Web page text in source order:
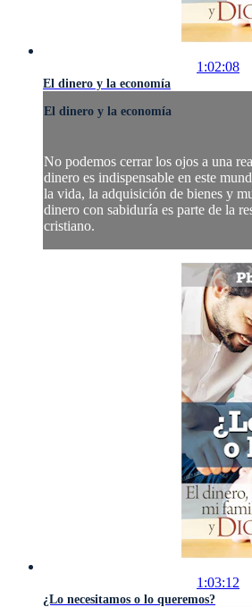
1:02:08
El dinero y la economía
El dinero y la economía
No podemos cerrar los ojos a una
dinero es indispensable en este
la vida, la adquisición de bienes y
dinero con sabiduría es parte de la
cristiano.
1:03:12
¿Lo necesitamos o lo queremos?